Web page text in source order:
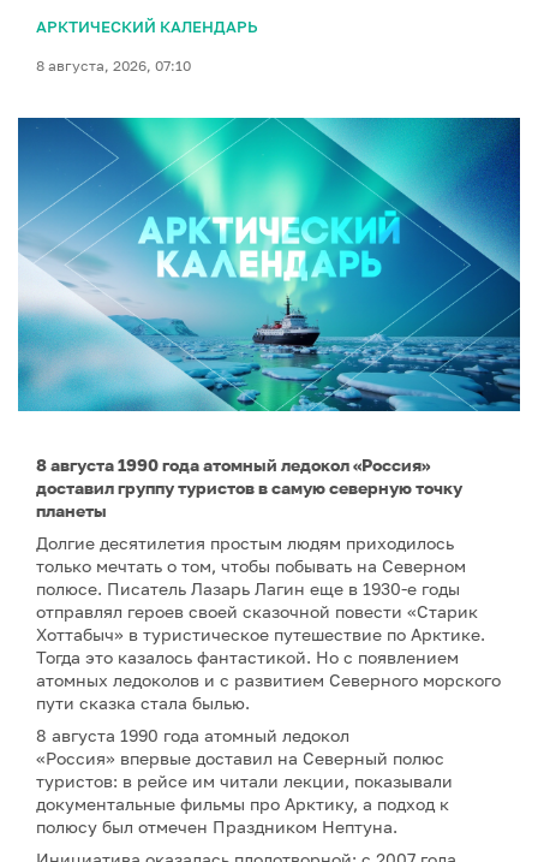
АРКТИЧЕСКИЙ КАЛЕНДАРЬ
8 августа, 2026, 07:10
8 августа 1990 года атомный ледокол «Россия»
доставил группу туристов в самую северную точку
планеты
Долгие десятилетия простым людям приходилось
только мечтать о том, чтобы побывать на Северном
полюсе. Писатель Лазарь Лагин еще в 1930-е годы
отправлял героев своей сказочной повести «Старик
Хоттабыч» в туристическое путешествие по Арктике.
Тогда это казалось фантастикой. Но с появлением
атомных ледоколов и с развитием Северного морского
пути сказка стала былью.
8 августа 1990 года атомный ледокол
«Россия» впервые доставил на Северный полюс
туристов: в рейсе им читали лекции, показывали
документальные фильмы про Арктику, а подход к
полюсу был отмечен Праздником Нептуна.